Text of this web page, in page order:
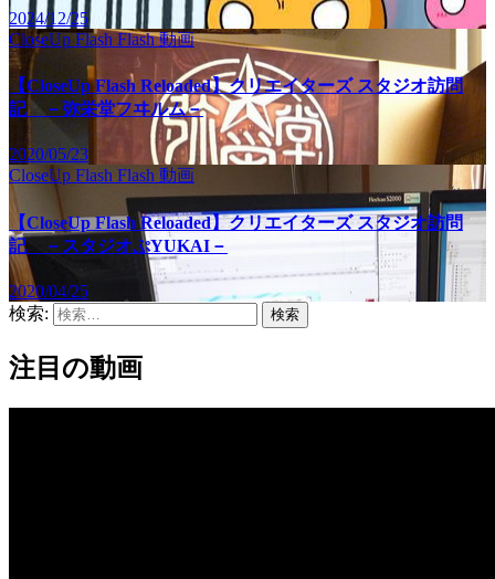
2024/12/25
CloseUp FlashFlash動画
【CloseUp Flash Reloaded】クリエイターズ スタジオ訪問
記 －弥栄堂フヰルム－
2020/05/23
CloseUp Flash Flash 動画
【CloseUp Flash Reloaded】クリエイターズ スタジオ訪問
記 －スタジオぷYUKAI－
2020/04/25
検索:
注目の動画